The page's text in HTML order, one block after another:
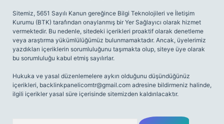
Sitemiz, 5651 Sayılı Kanun gereğince Bilgi Teknolojileri ve İletişim
Kurumu (BTK) tarafından onaylanmış bir Yer Sağlayıcı olarak hizmet
vermektedir. Bu nedenle, sitedeki içerikleri proaktif olarak denetleme
veya araştırma yükümlülüğümüz bulunmamaktadır. Ancak, üyelerimiz
yazdıkları içeriklerin sorumluluğunu taşımakta olup, siteye üye olarak
bu sorumluluğu kabul etmiş sayılırlar.
Hukuka ve yasal düzenlemelere aykırı olduğunu düşündüğünüz
içerikleri, backlinkpanelicomtr@gmail.com adresine bildirmeniz halinde,
ilgili içerikler yasal süre içerisinde sitemizden kaldırılacaktır.